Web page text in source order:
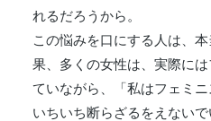
れるだろうから。
この悩みを口にする人は、
果、多くの女性は、実際に
ていながら、「私はフェミ
いちいち断らざるをえないで